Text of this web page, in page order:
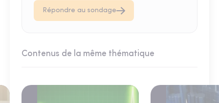
Répondre au sondage
Contenus de la même thématique